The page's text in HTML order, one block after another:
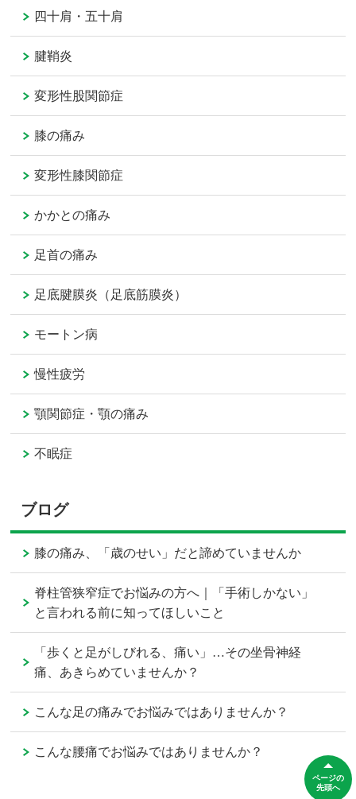
四十肩・五十肩
腱鞘炎
変形性股関節症
膝の痛み
変形性膝関節症
かかとの痛み
足首の痛み
足底腱膜炎（足底筋膜炎）
モートン病
慢性疲労
顎関節症・顎の痛み
不眠症
ブログ
膝の痛み、「歳のせい」だと諦めていませんか
脊柱管狭窄症でお悩みの方へ｜「手術しかない」
と言われる前に知ってほしいこと
「歩くと足がしびれる、痛い」…その坐骨神経
痛、あきらめていませんか？
こんな足の痛みでお悩みではありませんか？
こんな腰痛でお悩みではありませんか？
ページの
先頭へ